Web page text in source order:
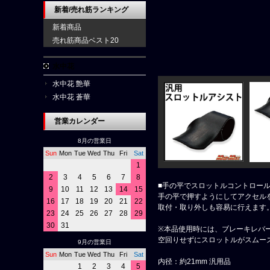
■手の平でスロットルコントロー
手の平で押すようにしてアクセ
取付・取り外しも容易に行えます
※本品使用時には、ブレーキレバ
空回りせずにスロットルがスム
内径：約21mm 汎用品
新着/売れ筋ランキング
新着商品
売れ筋商品ベスト20
水中花 艶華
水中花 蒼華
営業カレンダー
8月の営業日
Sun Mon Tue Wed Thu Fri Sat
1
2
3 4 5 6 7
8
9
10 11 12 13 14
15
16
17 18 19 20 21
22
23
24 25 26 27 28
29
30
31
9月の営業日
Sun Mon Tue Wed Thu Fri Sat
1 2 3 4 5